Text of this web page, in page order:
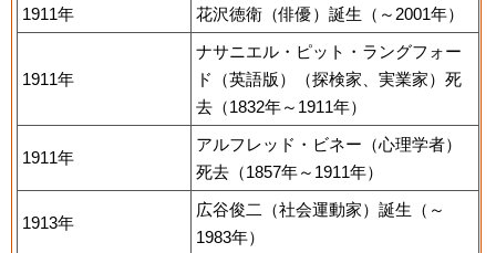
1911年
花沢徳衛（俳優）誕生（～2001年）
1911年
ナサニエル・ピット・ラングフォー
ド（英語版）（探検家、実業家）死
去（1832年～1911年）
1911年
アルフレッド・ビネー（心理学者）
死去（1857年～1911年）
1913年
広谷俊二（社会運動家）誕生（～
1983年）